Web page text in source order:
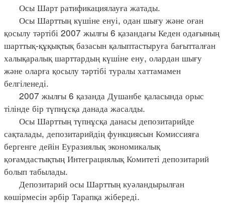
Осы Шарт ратификациялауға жатады.
Осы Шарттың күшіне енуі, одан шығу және оған
қосылу тәртібі 2007 жылғы 6 қазандағы Кеден одағының
шарттық-құқықтық базасын қалыптастыруға бағытталған
халықаралық шарттардың күшіне ену, олардан шығу
және оларға қосылу тәртібі туралы хаттамамен
белгіленеді.
2007 жылғы 6 қазанда Душанбе қаласында орыс
тілінде бір түпнұсқа данада жасалды.
Осы Шарттың түпнұсқа данасы депозитарийде
сақталады, депозитарийдің функциясын Комиссияға
бергенге дейін Еуразиялық экономикалық
қоғамдастықтың Интеграциялық Комитеті депозитарий
болып табылады.
Депозитарий осы Шарттың куәландырылған
көшірмесін әрбір Тарапқа жібереді.